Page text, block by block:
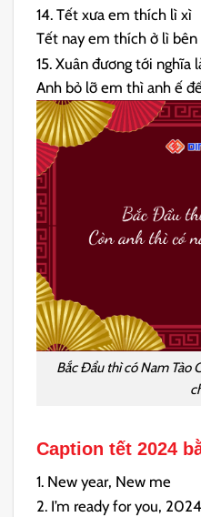
14. Tết xưa em thích lì xì
Tết nay em thích ở lì bên
15. Xuân đương tới nghĩa
Anh bỏ lỡ em thì anh ế
Bắc Đẩu thì có Nam Tào
Caption tết 2024
1. New year, New me
2. I’m ready for you,